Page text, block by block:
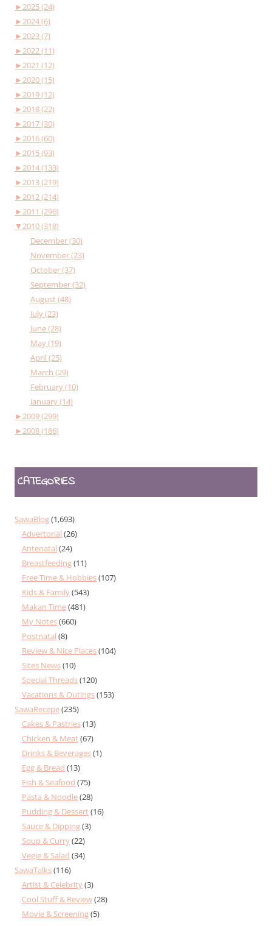
►2025 (24)
►2024 (6)
►2023 (7)
►2022 (11)
►2021 (12)
►2020 (15)
►2019 (12)
►2018 (22)
►2017 (30)
►2016 (60)
►2015 (93)
►2014 (133)
►2013 (219)
►2012 (214)
►2011 (296)
▼2010 (318)
December (30)
November (23)
October (37)
September (32)
August (48)
July (23)
June (28)
May (19)
April (25)
March (29)
February (10)
January (14)
►2009 (299)
►2008 (186)
CATEGORIES
SawaBlog(1,693)
Advertorial (26)
Antenatal (24)
Breastfeeding(11)
Free Time & Hobbies(107)
Kids & Family(543)
Makan Time(481)
My Notes(660)
Postnatal (8)
Review & Nice Places(104)
Sites News(10)
Special Threads(120)
Vacations & Outings(153)
SawaRecepe(235)
Cakes & Pastries(13)
Chicken & Meat(67)
Drinks & Beverages(1)
Egg & Bread (13)
Fish & Seafood (75)
Pasta & Noodle(28)
Pudding & Dessert(16)
Sauce & Dipping(3)
Soup & Curry(22)
Vegie & Salad (34)
SawaTalks(116)
Artist & Celebrity(3)
Cool Stuff & Review(28)
Movie & Screening(5)